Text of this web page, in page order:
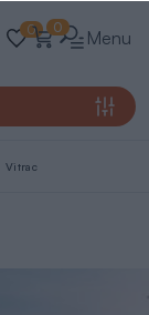
0 0 Menu
Vitrac